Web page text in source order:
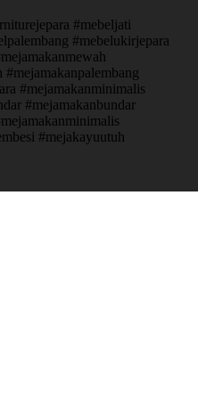
#mebeljati
#mebelukirjepara
#mejamakanminimalis
#mejamakanbundar
#mejakayuutuh